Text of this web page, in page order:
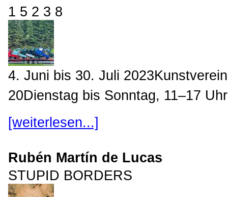
1 5 2 3 8
4. Juni bis 30. Juli
20Dienstag bis Sonntag, 11–17
[weiterlesen...]
Rubén Martín de Lucas
STUPID BORDERS